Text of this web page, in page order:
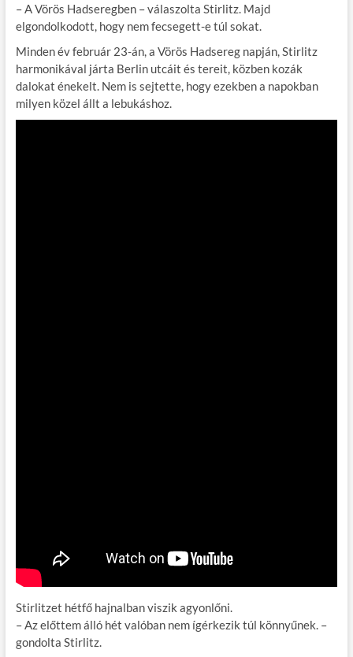
– A Vörös Hadseregben – válaszolta Stirlitz. Majd
elgondolkodott, hogy nem fecsegett-e túl sokat.
Minden év február 23-án, a Vörös Hadsereg napján, Stirlitz
harmonikával járta Berlin utcáit és tereit, közben kozák
dalokat énekelt. Nem is sejtette, hogy ezekben a napokban
milyen közel állt a lebukáshoz.
Stirlitzet hétfő hajnalban viszik agyonlőni.
– Az előttem álló hét valóban nem ígérkezik túl könnyűnek. –
gondolta Stirlitz.